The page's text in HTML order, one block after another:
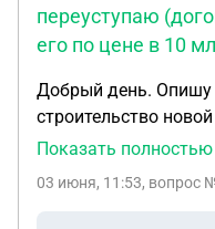
переуступаю
его по цене в 10
Добрый день. Опишу ситуацию: я вложил в
строительство
котлована (долевое
прошествии 2 лет
Показать полностью
03 июня, 11:53, вопрос